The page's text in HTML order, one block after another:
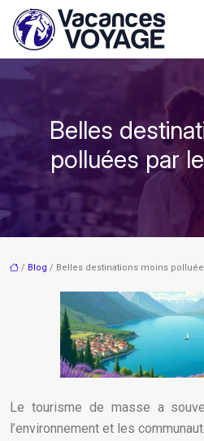
Belles
polluées par
/ Blog / Belles destinations moins
Le tourisme de masse a
l’environnement et les